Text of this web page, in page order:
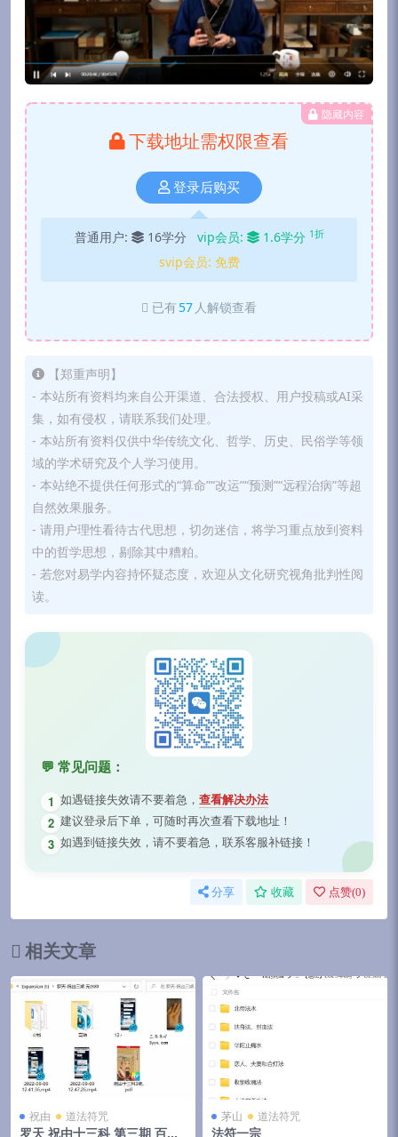
隐藏内容
下载地址需权限查看
登录后购买
普通用户: 16学分 vip会员: 1.6学分 1折
svip会员: 免费
已有 57 人解锁查看
【郑重声明】
- 本站所有资料均来自公开渠道、合法授权、用户投稿或AI采
集，如有侵权，请联系我们处理。
- 本站所有资料仅供中华传统文化、哲学、历史、民俗学等领
域的学术研究及个人学习使用。
- 本站绝不提供任何形式的“算命”“改运”“预测”“远程治病”等超
自然效果服务。
- 请用户理性看待古代思想，切勿迷信，将学习重点放到资料
中的哲学思想，剔除其中糟粕。
- 若您对易学内容持怀疑态度，欢迎从文化研究视角批判性阅
读。
💬 常见问题：
1 如遇链接失效请不要着急， 查看解决办法
2 建议登录后下单，可随时再次查看下载地址！
3 如遇到链接失效，请不要着急，联系客服补链接！
分享 收藏 点赞(0)
相关文章
祝由 道法符咒
罗天 祝由十三科 第三期 百度
茅山 道法符咒
法符一宗